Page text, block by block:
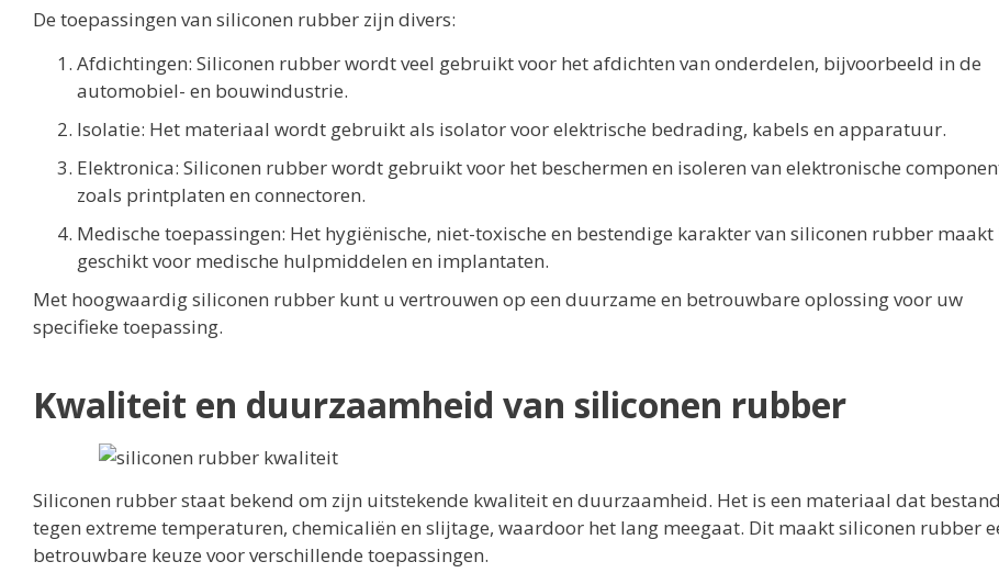
De toepassingen van siliconen rubber zijn divers:
Afdichtingen: Siliconen rubber wordt veel gebruikt voor het afdichten van onderdelen, bijvoorbeeld in de
automobiel- en bouwindustrie.
Isolatie: Het materiaal wordt gebruikt als isolator voor elektrische bedrading, kabels en apparatuur.
Elektronica: Siliconen rubber wordt gebruikt voor het beschermen en isoleren van elektronische
zoals printplaten en connectoren.
Medische toepassingen: Het hygiënische, niet-toxische en bestendige karakter van siliconen rubber maakt
geschikt voor medische hulpmiddelen en implantaten.
Met hoogwaardig siliconen rubber kunt u vertrouwen op een duurzame en betrouwbare oplossing voor uw
specifieke toepassing.
Kwaliteit en duurzaamheid van siliconen rubber
Siliconen rubber staat bekend om zijn uitstekende kwaliteit en duurzaamheid. Het is een materiaal dat
tegen extreme temperaturen, chemicaliën en slijtage, waardoor het lang meegaat. Dit maakt siliconen rubber
betrouwbare keuze voor verschillende toepassingen.